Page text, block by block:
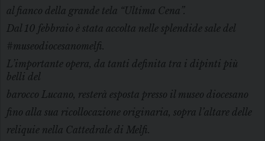
al fianco della grande tela “Ultima Cena”.
Dal 10 febbraio è stata accolta nelle splendide sale del
#museodiocesanomelfi.
L’importante opera, da tanti definita tra i dipinti più
belli del
barocco Lucano, resterà esposta presso il museo diocesano
fino alla sua ricollocazione originaria, sopra l’altare delle
reliquie nella Cattedrale di Melfi.